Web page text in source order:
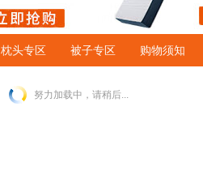
枕头专区 被子专区 购物须知
努力加载中，请稍后...